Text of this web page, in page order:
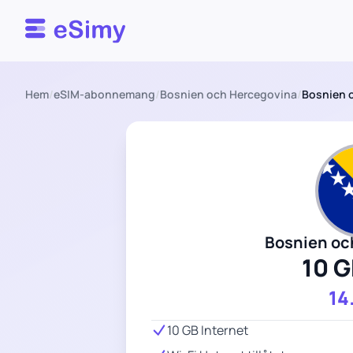
Esimy
Hem/eSIM-abonnemang/Bosnien och Hercegovina/Bosnien
Bosnien
10
10 GB Internet